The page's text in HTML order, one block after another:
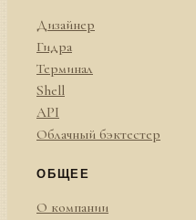
Дизайнер
Гидра
Терминал
Shell
API
Облачный бэктестер
ОБЩЕЕ
О компании